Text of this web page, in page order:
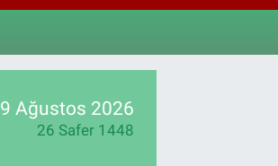
9 Ağustos 2026
26 Safer 1448